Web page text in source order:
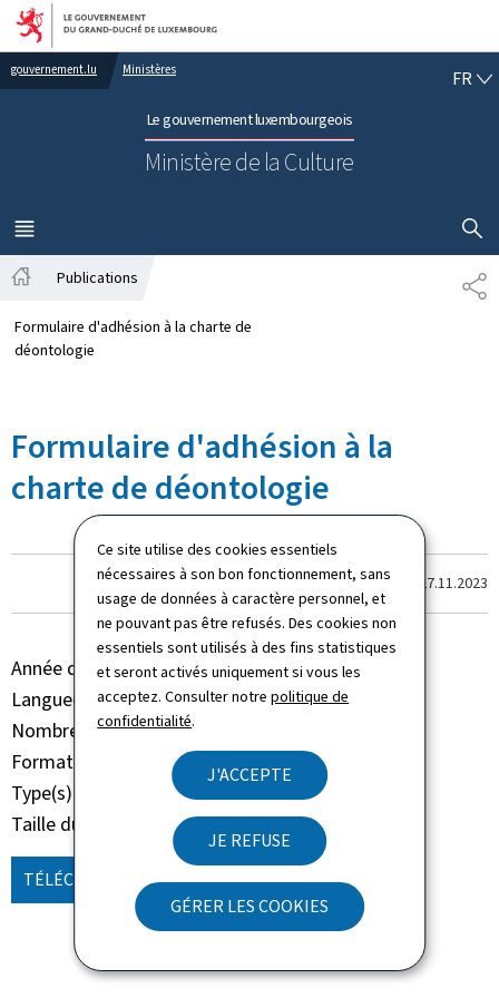
Ce site utilise des cookies essentiels
nécessaires à son bon fonctionnement, sans
usage de données à caractère personnel, et
ne pouvant pas être refusés. Des cookies non
essentiels sont utilisés à des fins statistiques
et seront activés uniquement si vous les
acceptez. Consulter notrepolitique de
confidentialité.
J'ACCEPTE
JE REFUSE
GÉRER LES COOKIES
Aller au menu principal
Aller au contenu
gouvernement.lu Ministères
Le gouvernement luxembourgeois
Ministère de la Culture
FR
MENU
PRINCIPAL
Publications
Formulaire d'adhésion à la charte de
déontologie
Formulaire d'adhésion à la
charte de déontologie
Dernière modification le 27.11.2023
Année de parution 2022
Langue(s)
Français
Nombre de pages 1 page(s)
Format du document
Pdf
Type(s)
Rapport Etude Analyse
Taille du fichier
38 Ko
TÉLÉCHARGER (FR, PDF - 38 KO)